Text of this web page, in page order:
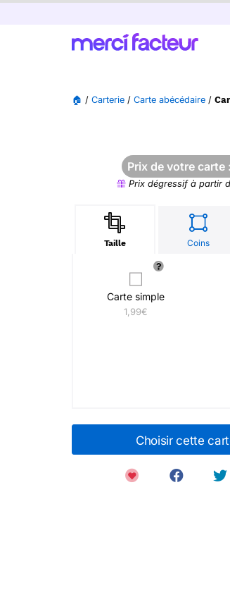
🏠 / Carterie / Carte abécédaire /
Prix de votre carte :
Prix dégressif à partir
Taille Coins
Carte simple
1,99€
Choisir cette